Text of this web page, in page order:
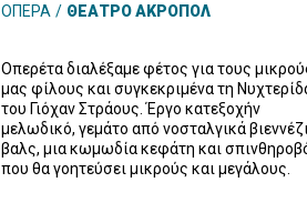
ΟΠΕΡΑ ΘΕΑΤΡΟ ΑΚΡΟΠΟΛ
Οπερέτα διαλέξαμε φέτος για τους
μας φίλους και συγκεκριμένα τη
του Γιόχαν Στράους. Έργο κατεξοχήν
μελωδικό, γεμάτο από νοσταλγικά
βαλς, μια κωμωδία κεφάτη και
που θα γοητεύσει μικρούς και μεγάλους.